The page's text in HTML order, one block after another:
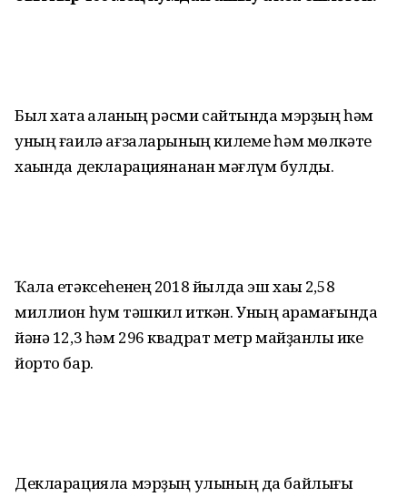
Был хаҡта ҡаланың рәсми сайтында мэрҙың һәм
уның ғаилә ағзаларының килеме һәм мөлкәте
хаҡында декларациянанан мәғлүм булды.
Ҡала етәксеһенең 2018 йылда эш хаҡы 2,58
миллион һум тәшкил иткән. Уның ҡарамағында
йәнә 12,3 һәм 296 квадрат метр майҙанлыҡ ике
йорто бар.
Декларацияла мэрҙың улының да байлығы